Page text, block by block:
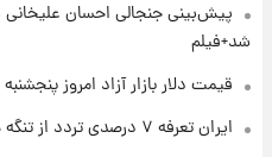
۱ روز پیش
۱ روز پیش
پیش‌بینی جنجالی احسان علیخانی
شد+فیلم
قیمت دلار بازار آزاد امروز پنجشنبه ۱۵ مرداد ۱۴۰۵ +جدول
ایران تعرفه ۷ درصدی تردد از تنگه هرمز را ابلاغ کرد